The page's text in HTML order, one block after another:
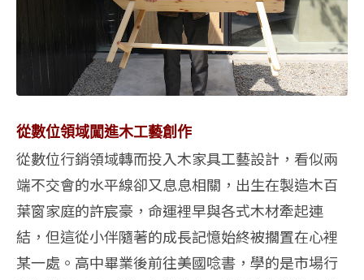
從數位領域闖進木工藝創作
從數位行銷領域轉而投入木家具工藝設計，看似兩
端不交會的水平線卻又息息相關，出生在製造木百
葉窗家庭的許宸豪，命運裡早與各式木材牽起連
結，但這從小伴隨著的成長記憶始終被擱置在心裡
某一處。高中畢業後前往美國唸書，學的是市場行